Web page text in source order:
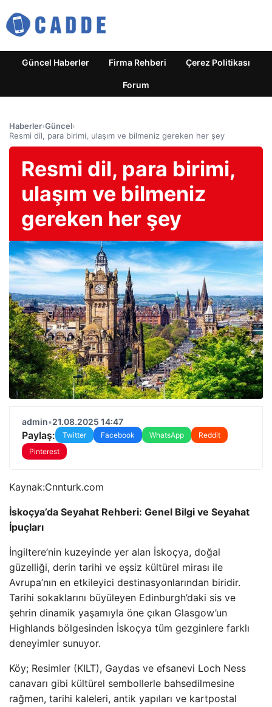
Güncel Haberler Firma Rehberi Çerez Politikası
Forum
Haberler›Güncel›
Resmi dil, para birimi, ulaşım ve bilmeniz gereken her şey
Resmi dil, para birimi,
ulaşım ve bilmeniz
gereken her şey
admin•21.08.2025 14:47
Paylaş: Twitter Facebook WhatsApp
Reddit
Pinterest
Kaynak:Cnnturk.com
İskoçya’da Seyahat Rehberi: Genel Bilgi ve Seyahat
İpuçları
İngiltere’nin kuzeyinde yer alan İskoçya, doğal
güzelliği, derin tarihi ve eşsiz kültürel mirası ile
Avrupa’nın en etkileyici destinasyonlarından biridir.
Tarihi sokaklarını büyüleyen Edinburgh’daki sis ve
şehrin dinamik yaşamıyla öne çıkan Glasgow’un
Highlands bölgesinden İskoçya tüm gezginlere farklı
deneyimler sunuyor.
Köy; Resimler (KILT), Gaydas ve efsanevi Loch Ness
canavarı gibi kültürel sembollerle bahsedilmesine
rağmen, tarihi kaleleri, antik yapıları ve kartpostal